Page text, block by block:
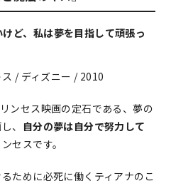
ど、私は夢を目指して頑張っ
/ ディズニー / 2010
ンセス映画の定石である、夢の
、
自分の夢は自分で努力して
セスです。
ために必死に働くティアナのこ